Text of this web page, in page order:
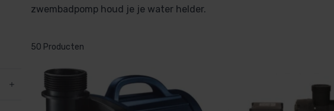
Energiezuinige zwembadpomp
Filterzand zwembad
zwembadpomp houd je je water helder.
50 Producten